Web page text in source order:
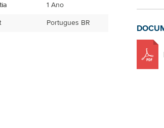
1 Ano
Portugues BR